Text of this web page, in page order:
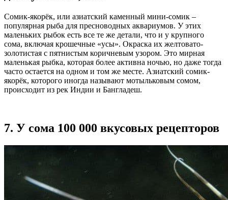
Сомик-якорёк, или азиатский каменный мини-сомик –
популярная рыба для пресноводных аквариумов. У этих
маленьких рыбок есть все те же детали, что и у крупного
сома, включая крошечные «усы». Окраска их желтовато-
золотистая с пятнистым коричневым узором. Это мирная
маленькая рыбка, которая более активна ночью, но даже тогда
часто остается на одном и том же месте. Азиатский сомик-
якорёк, которого иногда называют мотыльковым сомом,
происходит из рек Индии и Бангладеш.
7. У сома 100 000 вкусовых рецепторов